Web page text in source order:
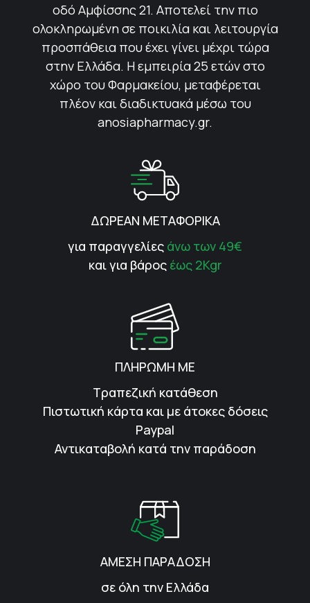
οδό Αμφίσσης 21. Αποτελεί την πιο
ολοκληρωμένη σε ποικιλία και λειτουργία
προσπάθεια που έχει γίνει μέχρι τώρα
στην Ελλάδα. Η εμπειρία 25 ετών στο
χώρο του Φαρμακείου, μεταφέρεται
πλέον και διαδικτυακά μέσω του
anosiapharmacy.gr.
ΔΩΡΕΑΝ ΜΕΤΑΦΟΡΙΚΑ
για παραγγελίες άνω των 49€
και για βάρος έως 2Kgr
ΠΛΗΡΩΜΗ ΜΕ
Τραπεζική κατάθεση
Πιστωτική κάρτα και με άτοκες δόσεις
Paypal
Αντικαταβολή κατά την παράδοση
ΑΜΕΣΗ ΠΑΡΑΔΟΣΗ
σε όλη την Ελλάδα